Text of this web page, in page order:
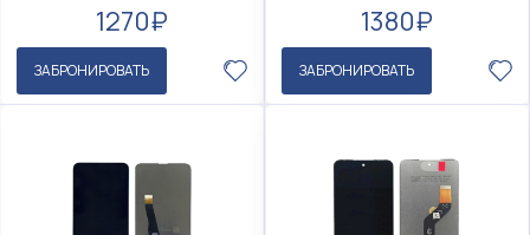
1270₽
ЗАБРОНИРОВАТЬ
1380₽
ЗАБРОНИРОВАТЬ